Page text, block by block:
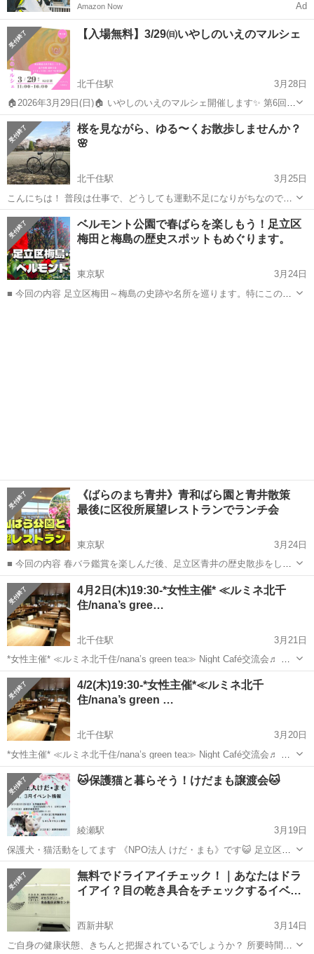
Amazon Now Ad
【入場無料】3/29㈰いやしのいえのマルシェ
北千住駅
3月28日
🏠️2026年3月29日(日)🏠️ いやしのいえのマルシェ開催します✨️ 第6回と
なりました 4/11㈯からOPENする、 つむぎ日和の場所になります😊
ふわりお気軽に遊びにいらしてください🌸😊 【いやし...
東京 足立区 北千住駅 マルシェ
桜を見ながら、ゆる〜くお散歩しませんか？
🌸
北千住駅
3月25日
こんにちは！ 普段は仕事で、どうしても運動不足になりがちなので…
思い切って一緒に歩いてくれる方を募集します♪ 1人だとついサボって
しまうので（笑）、楽しくお喋りしながら、ゆるく運動不足解消も兼
ねて歩けたら嬉しいです🏃‍♀...
東京 足立区 北千住駅 その他 筋トレ
ベルモント公園で春ばらを楽しもう！足立区
梅田と梅島の歴史スポットもめぐります。
東京駅
3月24日
■ 今回の内容 足立区梅田～梅島の史跡や名所を巡ります。特にこの時
《ばらのまち青井》青和ばら園と青井散策
最後に区役所展望レストランでランチ会
東京駅
3月24日
■ 今回の内容 春バラ鑑賞を楽しんだ後、足立区青井の歴史散歩をしま
す。そのあとは足立区役所14Fにある展望レストランでランチをしたい
と思います👍 ソラノシタ https://tabelog.com/tokyo/A1...
東京 足立区 東京駅
4月2日(木)19:30-*女性主催* ≪ルミネ北千
住/nana’s gree…
北千住駅
3月21日
*女性主催* ≪ルミネ北千住/nana’s green tea≫ Night Café交流会♬ 主
催者は 女性ですので 女性の方お一人様でも 安心してご参加頂けます
♬ ※女子会ではありませんので 男性の方...
東京 足立区 北千住駅 その他 主催者
4/2(木)19:30-*女性主催*≪ルミネ北千
住/nana’s green …
北千住駅
3月20日
*女性主催* ≪ルミネ北千住/nana’s green tea≫ Night Café交流会♬ 主
催者は 女性ですので 女性の方お一人様でも 安心してご参加頂けます
♬ ※女子会ではありませんので 男性の方...
東京 足立区 北千住駅 その他 主催者
🐱保護猫と暮らそう！けだまも譲渡会🐱
綾瀬駅
3月19日
保護犬・猫活動をしてます 《NPO法人 けだ・まも》です😺 足立区と
も連携しTNRに取り組み 日々 猫中心に走り回ってます😆 保護猫の魅
力と活動を皆さんに知って頂きたい！そして 保護っ子達を紹介し ご縁
に結びつけてあげ...
東京 足立区 綾瀬駅 その他
無料でドライアイチェック！｜あなたはドラ
イアイ？目の乾き具合をチェックするイベ…
西新井駅
3月14日
ご自身の健康状態、きちんと把握されているでしょうか？ 所要時間３